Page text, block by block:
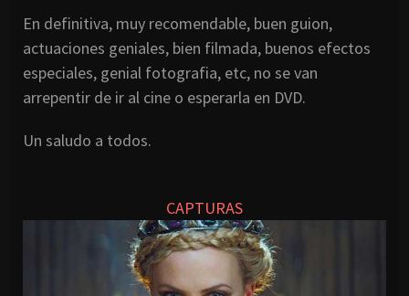
En definitiva, muy recomendable, buen guion,
actuaciones geniales, bien filmada, buenos efectos
especiales, genial fotografia, etc, no se van
arrepentir de ir al cine o esperarla en DVD.
Un saludo a todos.
CAPTURAS